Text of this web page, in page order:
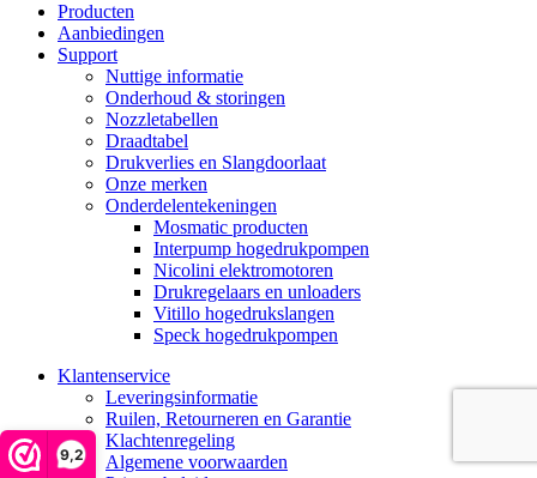
9,2
Producten
Aanbiedingen
Support
Nuttige informatie
Onderhoud & storingen
Nozzletabellen
Draadtabel
Drukverlies en Slangdoorlaat
Onze merken
Onderdelentekeningen
Mosmatic producten
Interpump hogedrukpompen
Nicolini elektromotoren
Drukregelaars en unloaders
Vitillo hogedrukslangen
Speck hogedrukpompen
Klantenservice
Leveringsinformatie
Ruilen, Retourneren en Garantie
Klachtenregeling
Algemene voorwaarden